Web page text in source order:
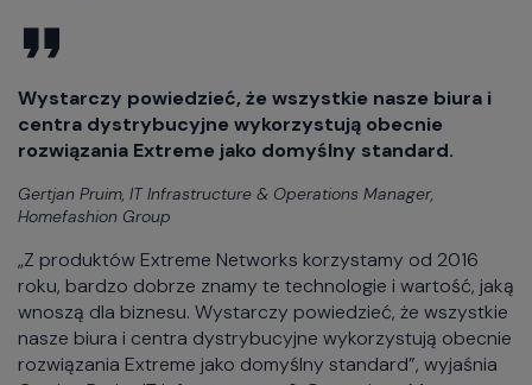
Wystarczy powiedzieć, że wszystkie nasze biura i
centra dystrybucyjne wykorzystują obecnie
rozwiązania Extreme jako domyślny standard.
Gertjan Pruim, IT Infrastructure & Operations Manager,
Homefashion Group
„Z produktów Extreme Networks korzystamy od 2016
roku, bardzo dobrze znamy te technologie i wartość, jaką
wnoszą dla biznesu. Wystarczy powiedzieć, że wszystkie
nasze biura i centra dystrybucyjne wykorzystują obecnie
rozwiązania Extreme jako domyślny standard”, wyjaśnia